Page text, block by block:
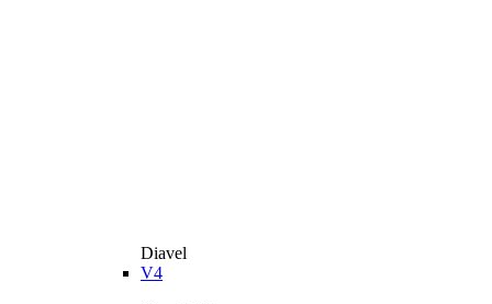
Diavel
V4